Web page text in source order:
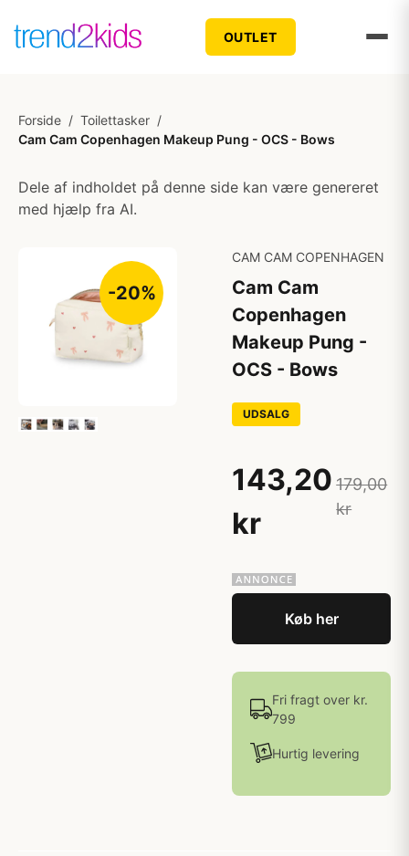
OUTLET
Forside / Toilettasker /
Cam Cam Copenhagen Makeup Pung - OCS - Bows
Dele af indholdet på denne side kan være genereret
med hjælp fra AI.
-20%
CAM CAM COPENHAGEN
Cam Cam
Copenhagen
Makeup Pung -
OCS - Bows
UDSALG
143,20
kr
179,00
kr
Køb her
Fri fragt over kr.
799
Hurtig levering